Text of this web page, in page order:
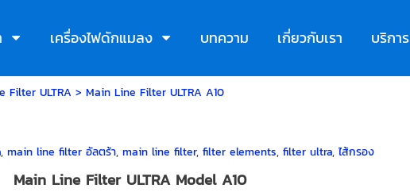
เครื่องไฟดักแมลง บทความ เกี่ยวกับเรา บริการ
Filter ULTRA > Main Line Filter ULTRA A10
, main line filter อัลตร้า, main line filter, filter elements, filter ultra, ไส้กรอง
Main Line Filter ULTRA Model A10